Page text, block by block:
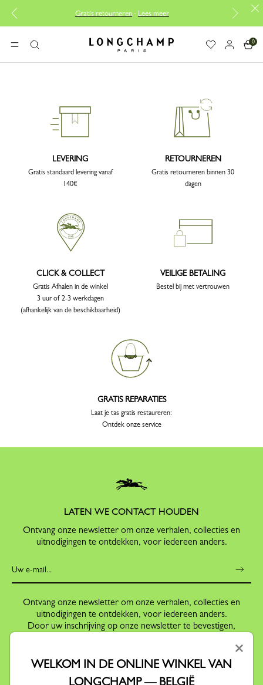
Gratis retourneren-Lees meer
MENUZoeken Longchamp - Home
0
LEVERING
Gratis standaard levering vanaf
140€
RETOURNEREN
Gratis retourneren binnen 30
dagen
CLICK & COLLECT
Gratis Afhalen in de winkel
3 uur of 2-3 werkdagen
(afhankelijk van de beschikbaarheid)
VEILIGE BETALING
Bestel bij met vertrouwen
GRATIS REPARATIES
Laat je tas gratis restaureren:
Ontdek onze service
LATEN WE CONTACT HOUDEN
Ontvang onze newsletter om onze verhalen, collecties en
uitnodigingen te ontdekken, voor iedereen anders.
Ontvang onze newsletter om onze verhalen, collecties en
uitnodigingen te ontdekken, voor iedereen anders.
Door uw inschrijving op onze newsletter te bevestigen,
evenementen en activiteiten van Longchamp, conform ons
×
WELKOM IN DE ONLINE WINKEL VAN
LONGCHAMP — BELGIË